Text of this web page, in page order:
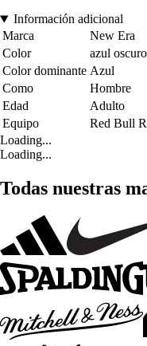
Información adicional
Marca
New Era
Color
azul oscuro
Color dominante Azul
Como
Hombre
Edad
Adulto
Equipo
Red Bull
Loading...
Loading...
Todas nuestras